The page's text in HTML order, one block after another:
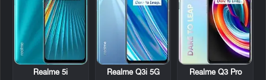
Realme Q3 Pro
Realme Q3i 5G
Realme 5i